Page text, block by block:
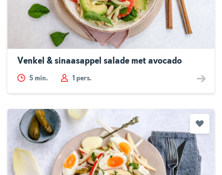
Venkel & sinaasappel salade met avocado
5 min. 1 pers.